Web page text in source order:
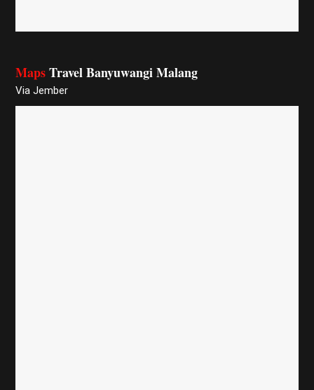
MapsTravel Banyuwangi Malang
Via Jember